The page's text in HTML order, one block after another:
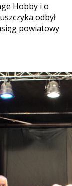
Hobby i o
odbył
powiatowy